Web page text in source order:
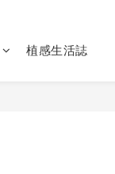
植感生活誌